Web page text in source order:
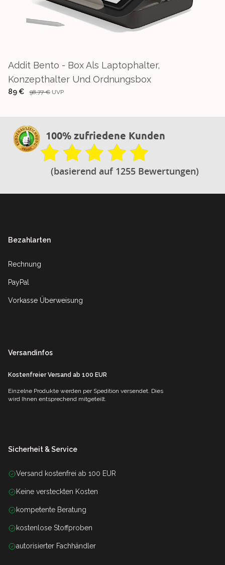
Addit Bento - Box Als Laptophalter,
Konzepthalter Und Ordnungsbox
89 € 98,77 € UVP
100% zufriedene Kunden
(basierend auf 1255 Bewertungen)
Bezahlarten
Rechnung
PayPal
Vorkasse Überweisung
Versandinfos
Kostenfreier Versand ab 100 EUR
Einzelne Produkte werden per Spedition versendet. Dies
wird Ihnen entsprechend mitgeteilt.
Sicherheit & Service
Versand kostenfrei ab 100 EUR
Keine versteckten Kosten
kompetente Beratung
kostenlose Stoffproben
autorisierter Fachhändler